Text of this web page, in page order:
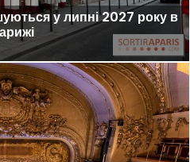
у липні 2027 року в